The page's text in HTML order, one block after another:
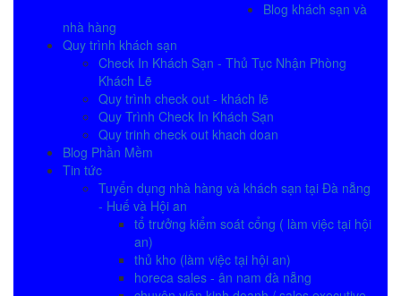
Blog khách sạn và
nhà hàng
Quy trình khách sạn
Check In Khách Sạn - Thủ Tục Nhận Phòng
Khách Lẽ
Quy trình check out - khách lẽ
Quy Trình Check In Khách Sạn
Quy trinh check out khach doan
Blog Phần Mềm
Tin tức
Tuyển dụng nhà hàng và khách sạn tại Đà nẵng
- Huế và Hội an
tổ trưởng kiểm soát cổng ( làm việc tại hội
an)
thủ kho (làm việc tại hội an)
horeca sales - ân nam đà nẵng